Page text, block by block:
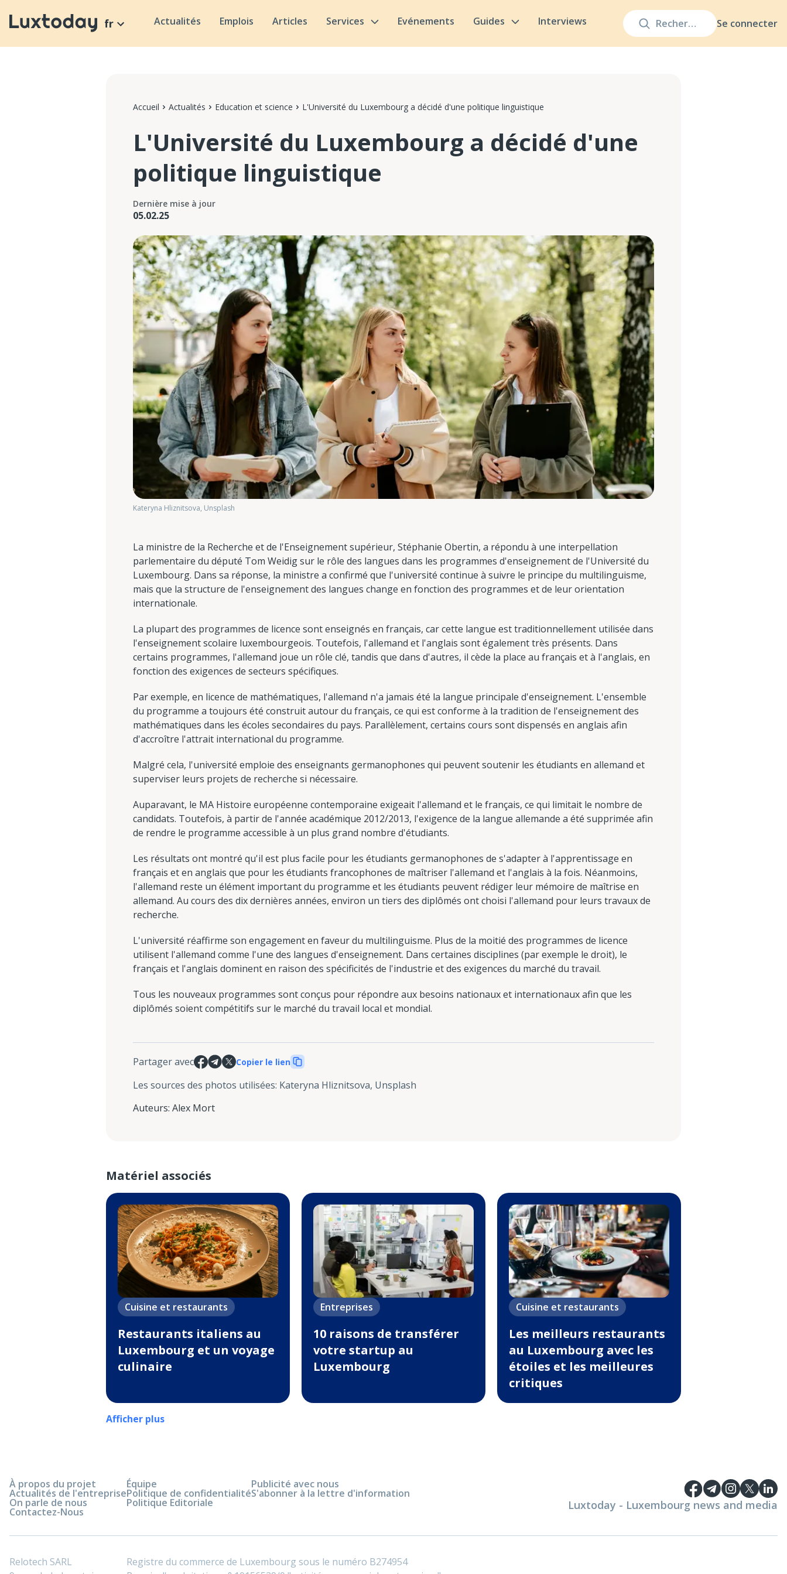
Se connecter
fr Actualités Emplois Articles Services Evénements Guides Interviews
Accueil Actualités Education et science L'Université du Luxembourg a décidé d'une politique linguistique
L'Université du Luxembourg a décidé d'une
politique linguistique
Dernière mise à jour
05.02.25
Kateryna Hliznitsova, Unsplash
La ministre de la Recherche et de l'Enseignement supérieur, Stéphanie Obertin, a répondu à une interpellation
parlementaire du député Tom Weidig sur le rôle des langues dans les programmes d'enseignement de l'Université du
Luxembourg. Dans sa réponse, la ministre a confirmé que l'université continue à suivre le principe du multilinguisme,
mais que la structure de l'enseignement des langues change en fonction des programmes et de leur orientation
internationale.
La plupart des programmes de licence sont enseignés en français, car cette langue est traditionnellement utilisée dans
l'enseignement scolaire luxembourgeois. Toutefois, l'allemand et l'anglais sont également très présents. Dans
certains programmes, l'allemand joue un rôle clé, tandis que dans d'autres, il cède la place au français et à l'anglais, en
fonction des exigences de secteurs spécifiques.
Par exemple, en licence de mathématiques, l'allemand n'a jamais été la langue principale d'enseignement. L'ensemble
du programme a toujours été construit autour du français, ce qui est conforme à la tradition de l'enseignement des
mathématiques dans les écoles secondaires du pays. Parallèlement, certains cours sont dispensés en anglais afin
d'accroître l'attrait international du programme.
Malgré cela, l'université emploie des enseignants germanophones qui peuvent soutenir les étudiants en allemand et
superviser leurs projets de recherche si nécessaire.
Auparavant, le MA Histoire européenne contemporaine exigeait l'allemand et le français, ce qui limitait le nombre de
candidats. Toutefois, à partir de l'année académique 2012/2013, l'exigence de la langue allemande a été supprimée afin
de rendre le programme accessible à un plus grand nombre d'étudiants.
Les résultats ont montré qu'il est plus facile pour les étudiants germanophones de s'adapter à l'apprentissage en
français et en anglais que pour les étudiants francophones de maîtriser l'allemand et l'anglais à la fois. Néanmoins,
l'allemand reste un élément important du programme et les étudiants peuvent rédiger leur mémoire de maîtrise en
allemand. Au cours des dix dernières années, environ un tiers des diplômés ont choisi l'allemand pour leurs travaux de
recherche.
L'université réaffirme son engagement en faveur du multilinguisme. Plus de la moitié des programmes de licence
utilisent l'allemand comme l'une des langues d'enseignement. Dans certaines disciplines (par exemple le droit), le
français et l'anglais dominent en raison des spécificités de l'industrie et des exigences du marché du travail.
Tous les nouveaux programmes sont conçus pour répondre aux besoins nationaux et internationaux afin que les
diplômés soient compétitifs sur le marché du travail local et mondial.
Partager avec Copier le lien
Les sources des photos utilisées: Kateryna Hliznitsova, Unsplash
Auteurs: Alex Mort
Matériel associés
Cuisine et restaurants
Restaurants italiens au
Luxembourg et un voyage
culinaire
Entreprises
10 raisons de transférer
votre startup au
Luxembourg
Cuisine et restaurants
Les meilleurs restaurants
au Luxembourg avec les
étoiles et les meilleures
critiques
Afficher plus
À propos du projet
Actualités de l'entreprise
On parle de nous
Contactez-Nous
Équipe
Politique de confidentialité
Politique Editoriale
Publicité avec nous
S'abonner à la lettre d'information
Luxtoday - Luxembourg news and media
Relotech SARL
Registre du commerce de Luxembourg sous le numéro B274954